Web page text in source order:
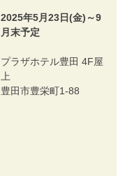
2025年5月23日(金)～9
月末予定
プラザホテル豊田 4F屋
上
豊田市豊栄町1-88